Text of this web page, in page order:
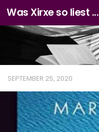
Zum Inhalt springen
Was Xirxe so liest ...
SEPTEMBER 25, 2020